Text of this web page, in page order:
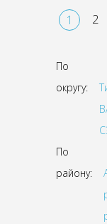
1 2
По
округу:
По
району: